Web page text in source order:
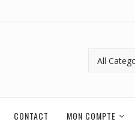
CONTACT MON COMPTE